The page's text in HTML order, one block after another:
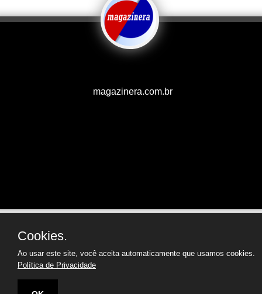
magazinera.com.br
Cookies.
Ao usar este site, você aceita automaticamente que usamos cookies.
Política de Privacidade